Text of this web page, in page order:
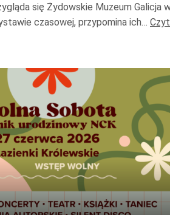
się Żydowskie Muzeum Galicja
czasowej, przypomina ich…